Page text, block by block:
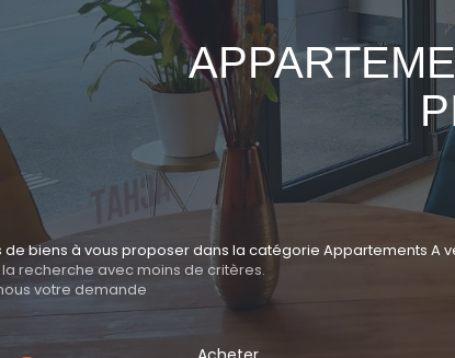
de biens à vous proposer dans la catégorie Appartements A
recherche avec moins de critères.
votre demande